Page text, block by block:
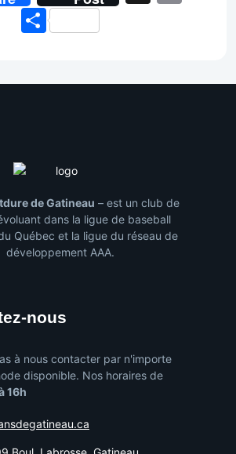
Share
de Gatineau – est un club de
dans la ligue de baseball
Québec et la ligue du réseau de
développement AAA.
nous
à nous contacter par n'importe
disponible. Nos horaires de
16h